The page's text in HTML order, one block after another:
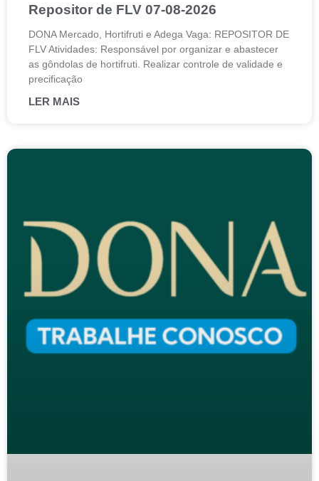
Repositor de FLV 07-08-2026
DONA Mercado, Hortifruti e Adega Vaga: REPOSITOR DE
FLV Atividades: Responsável por organizar e abastecer
as gôndolas de hortifruti. Realizar controle de validade e
precificação
LER MAIS